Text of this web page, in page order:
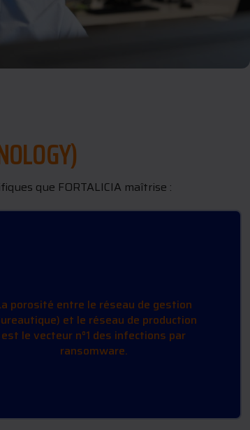
que FORTALICIA maîtrise :
porosité entre le réseau de gestion
et le réseau de production
est le vecteur n°1 des infections par
ransomware.